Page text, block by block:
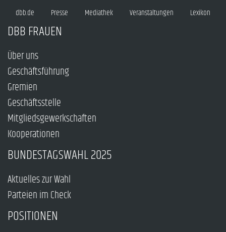
dbb.de Presse Mediathek Veranstaltungen Lexikon
DBB FRAUEN
Über uns
Geschäftsführung
Gremien
Geschäftsstelle
Mitgliedsgewerkschaften
Kooperationen
BUNDESTAGSWAHL 2025
Aktuelles zur Wahl
Parteien im Check
POSITIONEN